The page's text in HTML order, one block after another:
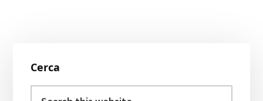
Sidebar
Cerca